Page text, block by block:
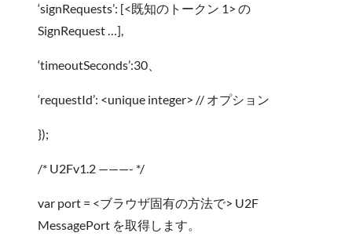
‘signRequests’: [<既知のトークン 1> の
SignRequest …],
‘timeoutSeconds’:30、
‘requestId’: <unique integer> // オプション
});
/* U2Fv1.2 ———- */
var port = <ブラウザ固有の方法で> U2F
MessagePort を取得します。